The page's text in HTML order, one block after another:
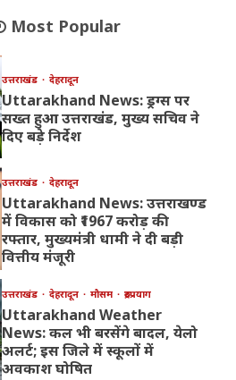
Most Popular
उत्तराखंड देहरादून
Uttarakhand News: ड्रग्स पर
सख्त हुआ उत्तराखंड, मुख्य सचिव ने
दिए बड़े निर्देश
उत्तराखंड देहरादून
Uttarakhand News: उत्तराखण्ड
में विकास को ₹1967 करोड़ की
रफ्तार, मुख्यमंत्री धामी ने दी बड़ी
वित्तीय मंजूरी
उत्तराखंड देहरादून मौसम रुद्रप्रयाग
Uttarakhand Weather
News: कल भी बरसेंगे बादल, येलो
अलर्ट; इस जिले में स्कूलों में
अवकाश घोषित